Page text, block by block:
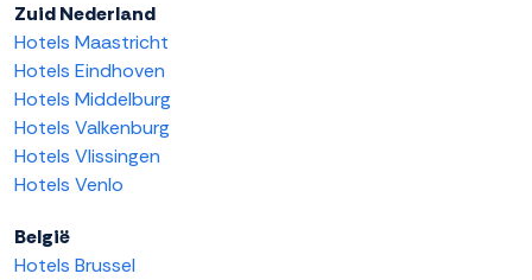
Zuid Nederland
Hotels Maastricht
Hotels Eindhoven
Hotels Middelburg
Hotels Valkenburg
Hotels Vlissingen
Hotels Venlo
België
Hotels Brussel